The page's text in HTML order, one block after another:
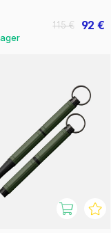
92 €
115 €